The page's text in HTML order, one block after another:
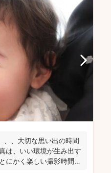
、、大切な思い出の時間
は、いい環境が生み出す
にかく楽しい撮影時間に